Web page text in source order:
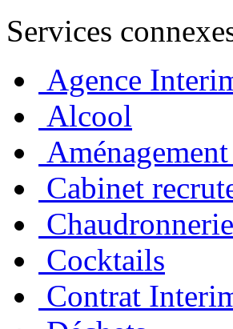
Services
Agence
Alcool
Cabinet
Cocktails
Contrat